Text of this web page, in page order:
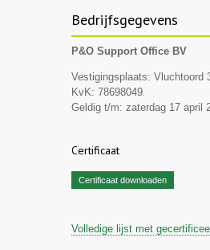
Bedrijfsgegevens
P&O Support Office BV
Vestigingsplaats: Vluchtoord
KvK: 78698049
Geldig t/m: zaterdag 17 april
Certificaat
Certificaat downloaden
Volledige lijst met